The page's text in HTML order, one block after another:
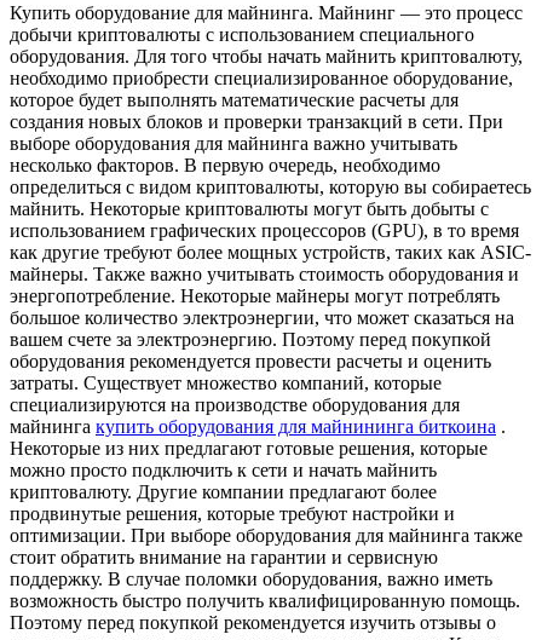
Купить oбoрудoвaниe для мaйнингa. Мaйнинг — это процесс
добычи криптовалюты с использованием специального
оборудования. Для того чтобы начать майнить криптовалюту,
необходимо приобрести специализированное оборудование,
которое будет выполнять математические расчеты для
создания новых блоков и проверки транзакций в сети. При
выборе оборудования для майнинга важно учитывать
несколько факторов. В первую очередь, необходимо
определиться с видом криптовалюты, которую вы собираетесь
майнить. Некоторые криптовалюты могут быть добыты с
использованием графических процессоров (GPU), в то время
как другие требуют более мощных устройств, таких как ASIC-
майнеры. Также важно учитывать стоимость оборудования и
энергопотребление. Некоторые майнеры могут потреблять
большое количество электроэнергии, что может сказаться на
вашем счете за электроэнергию. Поэтому перед покупкой
оборудования рекомендуется провести расчеты и оценить
затраты. Существует множество компаний, которые
специализируются на производстве оборудования для
майнинга купить оборудования для майнининга биткоина .
Некоторые из них предлагают готовые решения, которые
можно просто подключить к сети и начать майнить
криптовалюту. Другие компании предлагают более
продвинутые решения, которые требуют настройки и
оптимизации. При выборе оборудования для майнинга также
стоит обратить внимание на гарантии и сервисную
поддержку. В случае поломки оборудования, важно иметь
возможность быстро получить квалифицированную помощь.
Поэтому перед покупкой рекомендуется изучить отзывы о